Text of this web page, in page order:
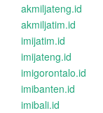
akmiljateng.id
akmiljatim.id
imijatim.id
imijateng.id
imigorontalo.id
imibanten.id
imibali.id